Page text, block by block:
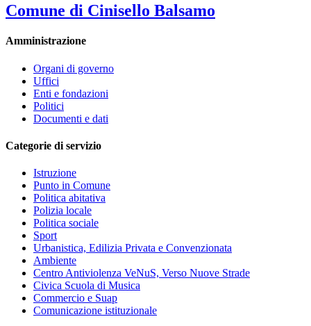
Comune di Cinisello Balsamo
Amministrazione
Organi di governo
Uffici
Enti e fondazioni
Politici
Documenti e dati
Categorie di servizio
Istruzione
Punto in Comune
Politica abitativa
Polizia locale
Politica sociale
Sport
Urbanistica, Edilizia Privata e Convenzionata
Ambiente
Centro Antiviolenza VeNuS, Verso Nuove Strade
Civica Scuola di Musica
Commercio e Suap
Comunicazione istituzionale